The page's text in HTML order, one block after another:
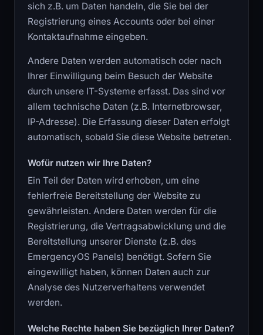
sich z.B. um Daten handeln, die Sie bei der
Registrierung eines Accounts oder bei einer
Kontaktaufnahme eingeben.
Andere Daten werden automatisch oder nach
Ihrer Einwilligung beim Besuch der Website
durch unsere IT-Systeme erfasst. Das sind vor
allem technische Daten (z.B. Internetbrowser,
IP-Adresse). Die Erfassung dieser Daten erfolgt
automatisch, sobald Sie diese Website betreten.
Wofür nutzen wir Ihre Daten?
Ein Teil der Daten wird erhoben, um eine
fehlerfreie Bereitstellung der Website zu
gewährleisten. Andere Daten werden für die
Registrierung, die Vertragsabwicklung und die
Bereitstellung unserer Dienste (z.B. des
EmergencyOS Panels) benötigt. Sofern Sie
eingewilligt haben, können Daten auch zur
Analyse des Nutzerverhaltens verwendet
werden.
Welche Rechte haben Sie bezüglich Ihrer Daten?